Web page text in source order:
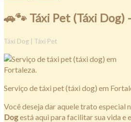
🚗🐾 Táxi Pet (Táxi
Táxi Dog | Táxi Pet
Serviço de táxi pet (táxi dog) em
Você deseja dar aquele trato especial
Dogestá aqui para facilitar sua vida e